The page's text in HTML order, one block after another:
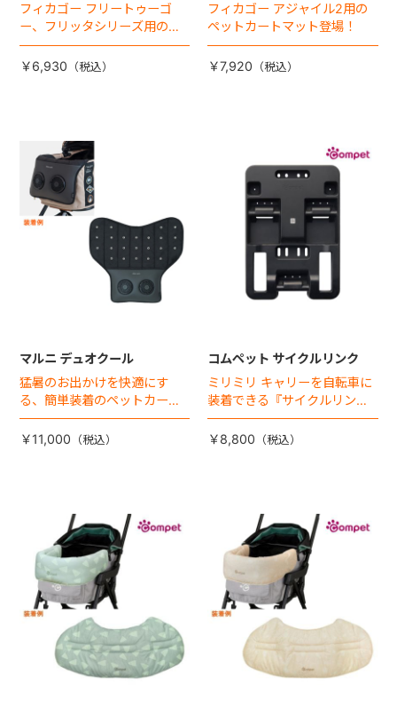
フィカゴー フリートゥーゴ
ー、フリッタシリーズ用のペ
ットカートマット登場！
￥6,930
フィカゴー アジャイル2用の
ペットカートマット登場！
￥7,920
マルニ デュオクール
猛暑のお出かけを快適にす
る、簡単装着のペットカート
専用ダブル送風ファンが登
場。
￥11,000
コムペット サイクルリンク
ミリミリ キャリーを自転車に
装着できる『サイクルリン
ク』が登場！
￥8,800